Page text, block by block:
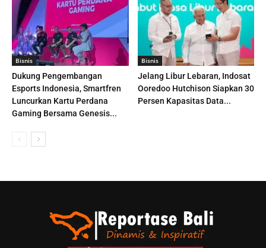
Bisnis
Dukung Pengembangan
Esports Indonesia, Smartfren
Luncurkan Kartu Perdana
Gaming Bersama Genesis...
Bisnis
Jelang Libur Lebaran, Indosat
Ooredoo Hutchison Siapkan 30
Persen Kapasitas Data...